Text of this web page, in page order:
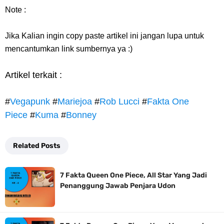
Note :
Jika Kalian ingin copy paste artikel ini jangan lupa untuk
mencantumkan link sumbernya ya :)
Artikel terkait :
#Vegapunk #Mariejoa #Rob Lucci #Fakta One
Piece #Kuma #Bonney
Related Posts
7 Fakta Queen One Piece, All Star Yang Jadi
Penanggung Jawab Penjara Udon